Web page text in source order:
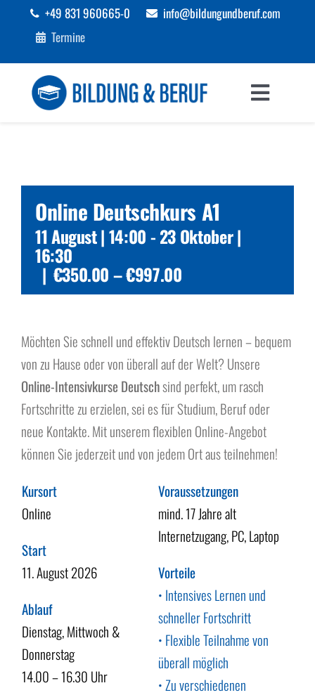
+49 831 960665-0
info@bildungundberuf.com
Termine
Toggle
Bildung
Beruf
Förderungen
Online Deutschkurs A1
11 August | 14:00-23 Oktober |
16:30
| €350.00 – €997.00
Möchten Sie schnell und effektiv Deutsch lernen – bequem
von zu Hause oder von überall auf der Welt? Unsere
Online-Intensivkurse Deutschsind perfekt, um rasch
Fortschritte zu erzielen, sei es für Studium, Beruf oder
neue Kontakte. Mit unserem flexiblen Online-Angebot
können Sie jederzeit und von jedem Ort aus teilnehmen!
Kursort
Online
Start
11. August 2026
Ablauf
Dienstag, Mittwoch &
Donnerstag
14.00 – 16.30 Uhr
Voraussetzungen
mind. 17 Jahre alt
Internetzugang, PC, Laptop
Vorteile
• Intensives Lernen und
schneller Fortschritt
• Flexible Teilnahme von
überall möglich
• Zu verschiedenen